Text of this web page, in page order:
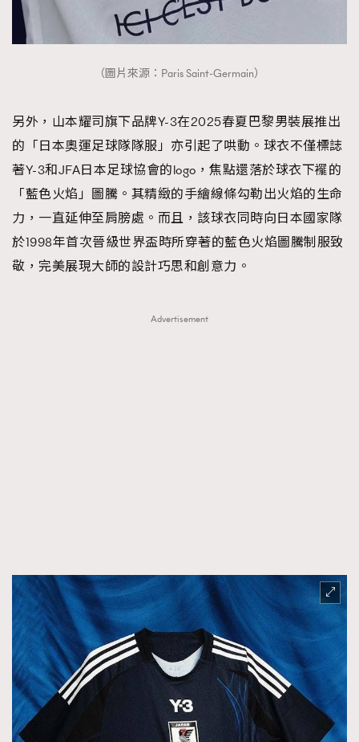
（圖片來源：Paris Saint-Germain）
另外，山本耀司旗下品牌Y-3在2025春夏巴黎男裝展推出
的「日本奧運足球隊隊服」亦引起了哄動。球衣不僅標誌
著Y-3和JFA日本足球協會的logo，焦點還落於球衣下襬的
「藍色火焰」圖騰。其精緻的手繪線條勾勒出火焰的生命
力，一直延伸至肩膀處。而且，該球衣同時向日本國家隊
於1998年首次晉級世界盃時所穿著的藍色火焰圖騰制服致
敬，完美展現大師的設計巧思和創意力。
Advertisement